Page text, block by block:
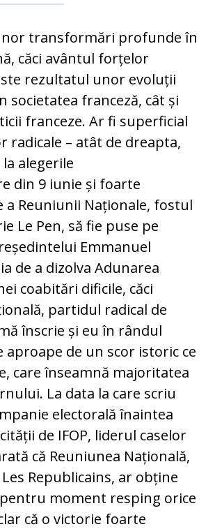
transformări profunde în
căci avântul forțelor
rezultatul unor evoluții
societatea franceză, cât și
franceze. Ar fi superficial
radicale – atât de dreapta,
alegerile
din 9 iunie și foarte
a Reuniunii Naționale, fostul
Le Pen, să fie puse pe
Emmanuel
de a dizolva Adunarea
coabitări dificile, căci
partidul radical de
înscrie și eu în rândul
de un scor istoric ce
care înseamnă majoritatea
La data la care scriu
electorală înaintea
de IFOP, liderul caselor
că Reuniunea Națională,
Republicains, ar obține
moment resping orice
că o victorie foarte